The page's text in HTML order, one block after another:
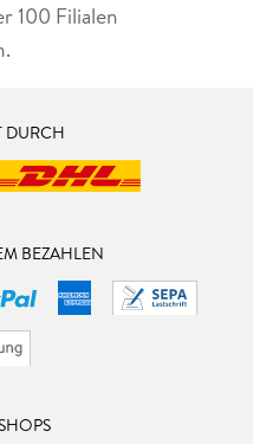
100 Filialen
DURCH
BEZAHLEN